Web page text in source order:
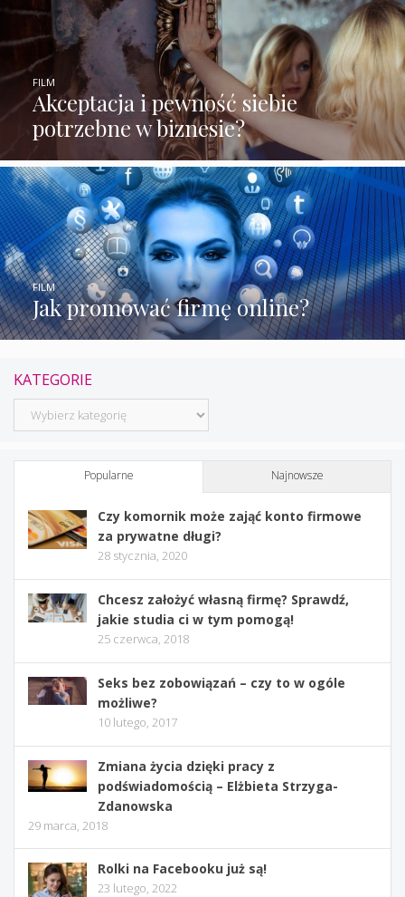
Akceptacja i pewność siebie
potrzebne w biznesie?
FILM
Jak promować firmę online?
FILM
KATEGORIE
Kategorie
Popularne Najnowsze
Czy komornik może zająć konto firmowe
za prywatne długi?
28 stycznia, 2020
Chcesz założyć własną firmę? Sprawdź,
jakie studia ci w tym pomogą!
25 czerwca, 2018
Seks bez zobowiązań – czy to w ogóle
możliwe?
10 lutego, 2017
Zmiana życia dzięki pracy z
podświadomością – Elżbieta Strzyga-
Zdanowska
29 marca, 2018
Rolki na Facebooku już są!
23 lutego, 2022